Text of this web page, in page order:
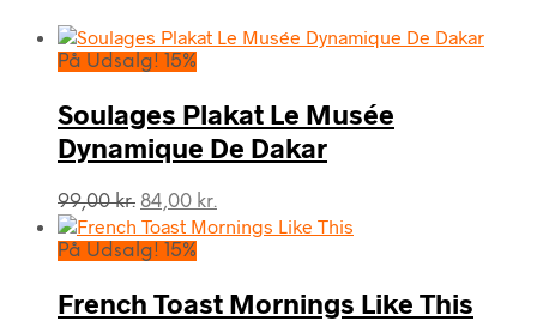
På Udsalg! 15%
Soulages Plakat Le Musée
Dynamique De Dakar
99,00kr. Den
oprindelige
pris
99,00 kr..
84,00 kr.
aktuelle
84,00 kr..
På Udsalg! 15%
French Toast Mornings Like This